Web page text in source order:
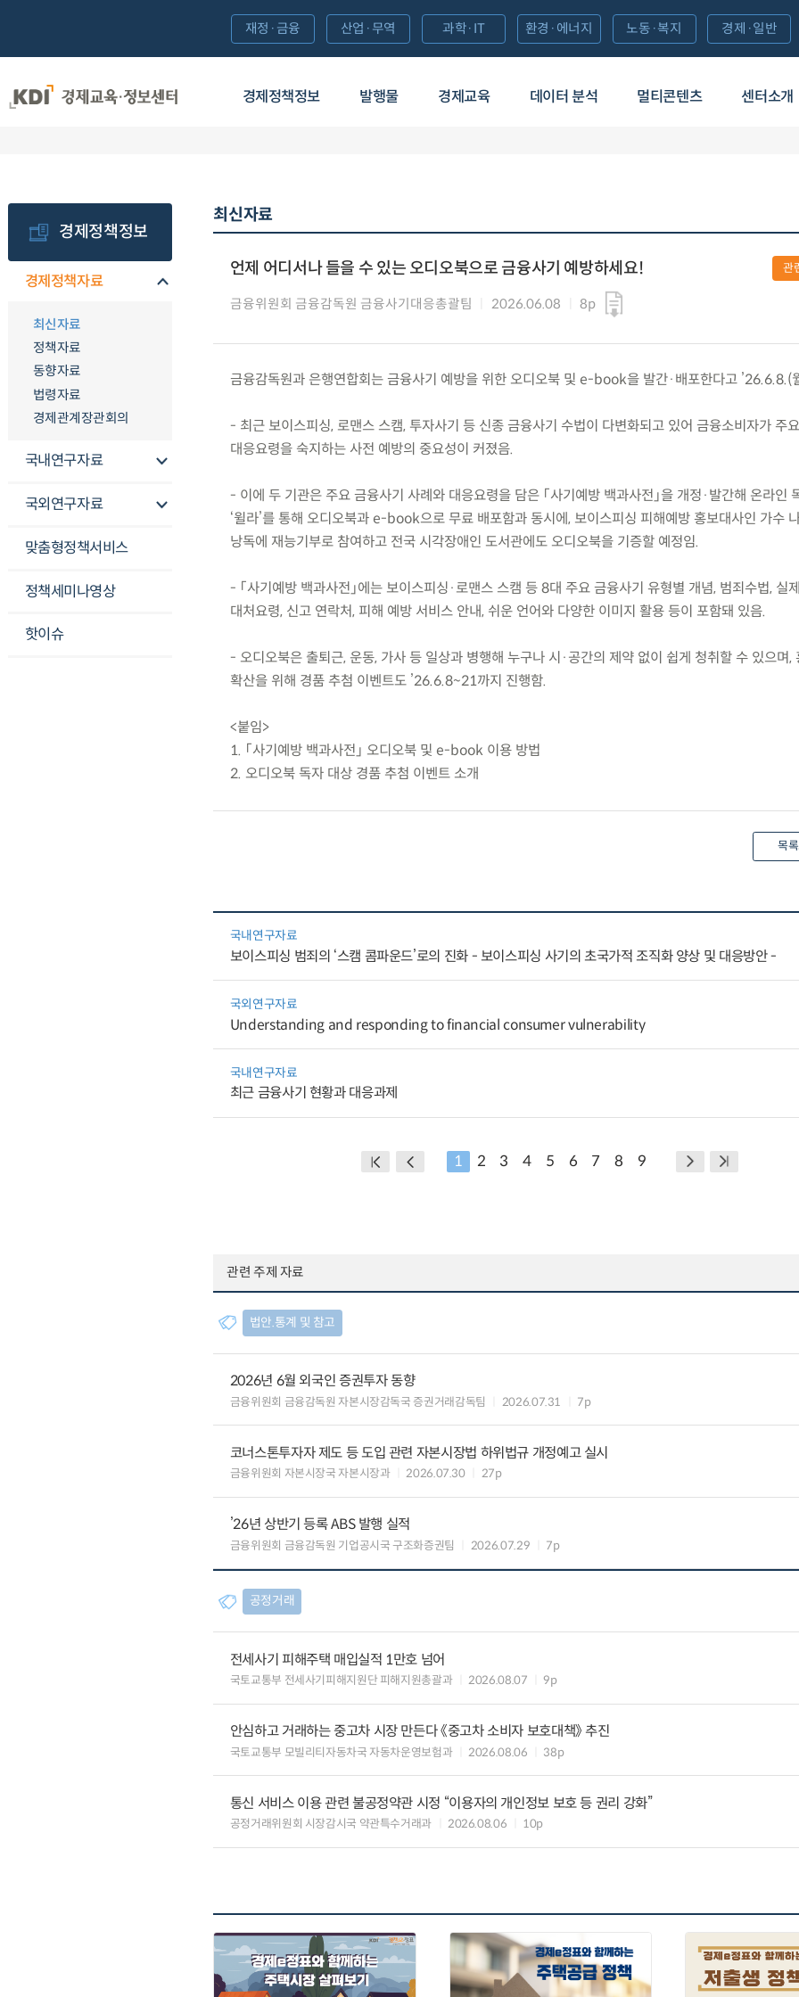
경제정책정보 발행물 경제교육 데이터 분석 멀티콘텐츠 센터소개
재정·금융 산업·무역 과학·IT 환경·에너지 노동·복지 경제·일반
경제정책정보
경제정책자료
최신자료
정책자료
동향자료
법령자료
경제관계장관회의
국내연구자료
국외연구자료
맞춤형정책서비스
정책세미나영상
핫이슈
최신자료
언제 어디서나 들을 수 있는 오디오북으로 금융사기 예방하세요!
금융위원회 금융감독원 금융사기대응총괄팀 2026.06.08 8p
관
금융감독원과 은행연합회는 금융사기 예방을 위한 오디오북 및 e-book을 발간·배포한다고 ’26.6.8.(
- 최근 보이스피싱, 로맨스 스캠, 투자사기 등 신종 금융사기 수법이 다변화되고 있어 금융소비자가 주
대응요령을 숙지하는 사전 예방의 중요성이 커졌음.
- 이에 두 기관은 주요 금융사기 사례와 대응요령을 담은 「사기예방 백과사전」을 개정·발간해 온라인
‘윌라’를 통해 오디오북과 e-book으로 무료 배포함과 동시에, 보이스피싱 피해예방 홍보대사인 가수
낭독에 재능기부로 참여하고 전국 시각장애인 도서관에도 오디오북을 기증할 예정임.
- 「사기예방 백과사전」에는 보이스피싱·로맨스 스캠 등 8대 주요 금융사기 유형별 개념, 범죄수법, 실
대처요령, 신고 연락처, 피해 예방 서비스 안내, 쉬운 언어와 다양한 이미지 활용 등이 포함돼 있음.
- 오디오북은 출퇴근, 운동, 가사 등 일상과 병행해 누구나 시·공간의 제약 없이 쉽게 청취할 수 있으며,
확산을 위해 경품 추첨 이벤트도 ’26.6.8~21까지 진행함.
<붙임>
1. 「사기예방 백과사전」 오디오북 및 e-book 이용 방법
2. 오디오북 독자 대상 경품 추첨 이벤트 소개
목
국내연구자료
보이스피싱 범죄의 ‘스캠 콤파운드’로의 진화 - 보이스피싱 사기의 초국가적 조직화 양상 및 대응방안 -
국외연구자료
Understanding and responding to financial consumer vulnerability
국내연구자료
최근 금융사기 현황과 대응과제
1 2 3 4 5 6 7 8 9
관련 주제 자료
법안.통계 및 참고
2026년 6월 외국인 증권투자 동향
금융위원회 금융감독원 자본시장감독국 증권거래감독팀 2026.07.31 7p
코너스톤투자자 제도 등 도입 관련 자본시장법 하위법규 개정예고 실시
금융위원회 자본시장국 자본시장과 2026.07.30 27p
’26년 상반기 등록 ABS 발행 실적
금융위원회 금융감독원 기업공시국 구조화증권팀 2026.07.29 7p
공정거래
전세사기 피해주택 매입실적 1만호 넘어
국토교통부 전세사기피해지원단 피해지원총괄과 2026.08.07 9p
안심하고 거래하는 중고차 시장 만든다 《중고차 소비자 보호대책》 추진
국토교통부 모빌리티자동차국 자동차운영보험과 2026.08.06 38p
통신 서비스 이용 관련 불공정약관 시정 “이용자의 개인정보 보호 등 권리 강화”
공정거래위원회 시장감시국 약관특수거래과 2026.08.06 10p